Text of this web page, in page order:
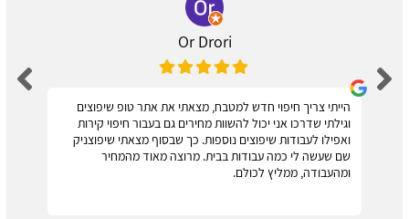
Or Drori
הייתי צריך חיפוי חדש למטבח, מצאתי את אתר טופ שיפוצים
וגילתי שדרכו אני יכול להשוות מחירים גם בעבור חיפוי קירות
ואפילו לעבודות שיפוצים נוספות. כך שבסוף מצאתי שיפוצניק
שם שעשה לי כמה עבודות בבית. מרוצה מאוד מהמחיר
ומהעבודה, ממליץ לכולם.